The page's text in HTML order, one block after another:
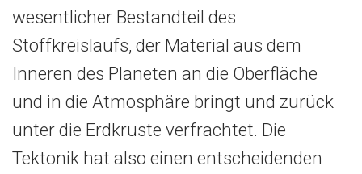
wesentlicher Bestandteil des
Stoffkreislaufs, der Material aus dem
Inneren des Planeten an die Oberfläche
und in die Atmosphäre bringt und zurück
unter die Erdkruste verfrachtet. Die
Tektonik hat also einen entscheidenden